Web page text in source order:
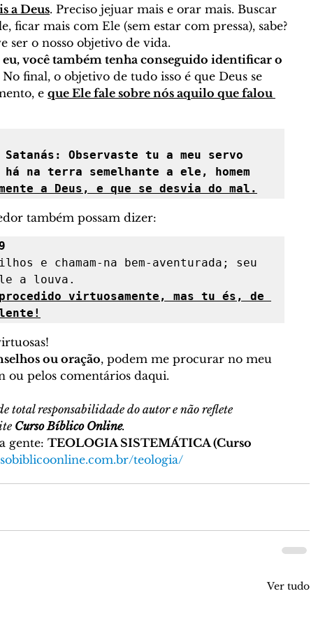
a Deus. Preciso jejuar mais e orar mais. Buscar
ficar mais com Ele (sem estar com pressa), sabe?
ser o nosso objetivo de vida.
eu, você também tenha conseguido identificar o
No final, o objetivo de tudo isso é que Deus se
e que Ele fale sobre nós aquilo que falou
Satanás: Observaste tu a meu servo
a Deus, e que se desvia do mal.
também possam dizer:
e chamam-na bem-aventurada; seu
virtuosamente, mas tu és, de
ou oração, podem me procurar no meu
ou pelos comentários daqui.
total responsabilidade do autor e não reflete
Curso Bíblico Online.
gente: TEOLOGIA SISTEMÁTICA (Curso
teologia/
Ver tudo